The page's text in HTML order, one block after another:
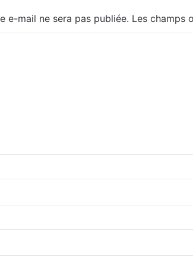
e-mail ne sera pas publiée. Les champs